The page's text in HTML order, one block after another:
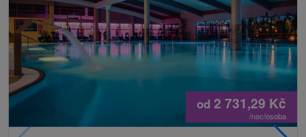
od 2 731,29 Kč
/noc/osoba